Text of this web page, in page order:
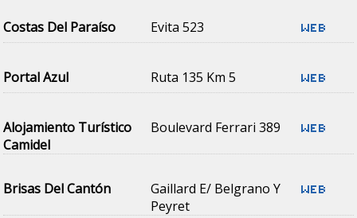
Costas Del Paraíso Evita 523
Portal Azul Ruta 135 Km 5
Alojamiento Turístico
Camidel
Boulevard Ferrari 389
Brisas Del Cantón
Gaillard E/ Belgrano Y
Peyret